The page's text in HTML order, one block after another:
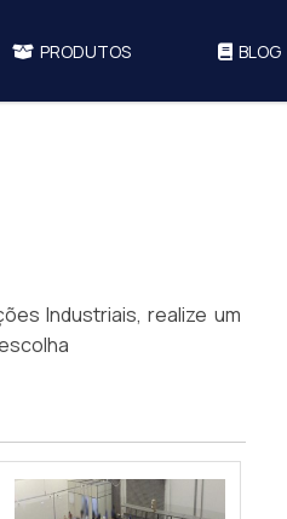
PRODUTOS BLOG
Industriais, realize um